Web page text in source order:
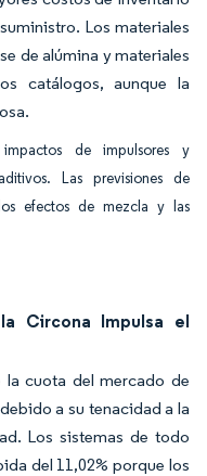
Los materiales
de alúmina y materiales
catálogos, aunque la
impactos de impulsores y
Las previsiones de
efectos de mezcla y las
Circona Impulsa el
la cuota del mercado de
a su tenacidad a la
Los sistemas de todo
del 11,02% porque los